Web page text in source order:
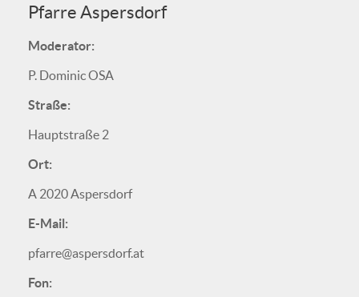
Pfarre Aspersdorf
Moderator:
P. Dominic OSA
Straße:
Hauptstraße 2
Ort:
A 2020 Aspersdorf
E-Mail:
pfarre@aspersdorf.at
Fon: